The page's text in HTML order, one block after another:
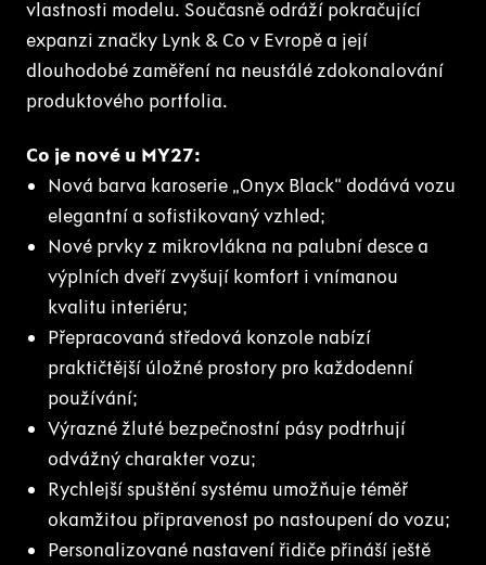
vlastnosti modelu. Současně odráží pokračující
expanzi značky Lynk & Co v Evropě a její
dlouhodobé zaměření na neustálé zdokonalování
produktového portfolia.
Co je nové u MY27:
Nová barva karoserie „Onyx Black“ dodává vozu
elegantní a sofistikovaný vzhled;
Nové prvky z mikrovlákna na palubní desce a
výplních dveří zvyšují komfort i vnímanou
kvalitu interiéru;
Přepracovaná středová konzole nabízí
praktičtější úložné prostory pro každodenní
používání;
Výrazné žluté bezpečnostní pásy podtrhují
odvážný charakter vozu;
Rychlejší spuštění systému umožňuje téměř
okamžitou připravenost po nastoupení do vozu;
Personalizované nastavení řidiče přináší ještě